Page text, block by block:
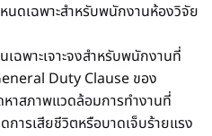
ดเฉพาะสำหรับพนักงานห้องวิจัย
ฉพาะเจาะจงสำหรับพนักงานที่
Duty Clause ของ
าสภาพแวดล้อมการทำงานที่
การเสียชีวิตหรือบาดเจ็บร้ายแรง